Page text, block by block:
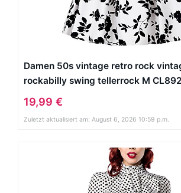
Damen 50s vintage retro rock
rockabilly swing tellerrock M
19,99 €
Zuletzt aktualisiert am: August 6, 2026 10:59 p.m.